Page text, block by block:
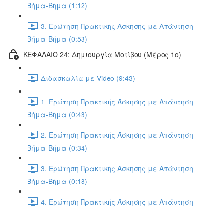
Βήμα-Βήμα (1:12)
3. Ερώτηση Πρακτικής Άσκησης με Απάντηση
Βήμα-Βήμα (0:53)
ΚΕΦΑΛΑΙΟ 24: Δημιουργία Μοτίβου (Μέρος 1ο)
Διδασκαλία με Video (9:43)
1. Ερώτηση Πρακτικής Άσκησης με Απάντηση
Βήμα-Βήμα (0:43)
2. Ερώτηση Πρακτικής Άσκησης με Απάντηση
Βήμα-Βήμα (0:34)
3. Ερώτηση Πρακτικής Άσκησης με Απάντηση
Βήμα-Βήμα (0:18)
4. Ερώτηση Πρακτικής Άσκησης με Απάντηση